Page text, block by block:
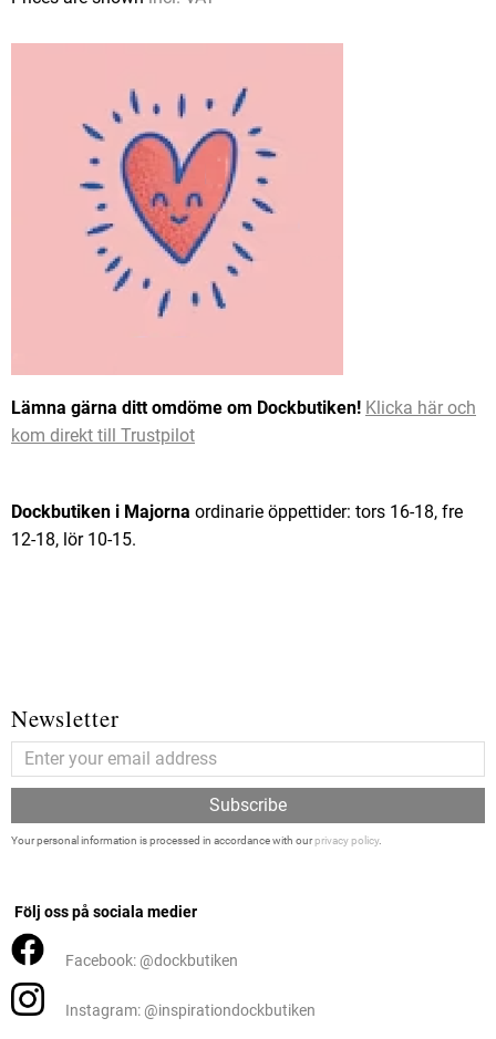
Lämna gärna ditt omdöme om Dockbutiken! Klicka här och
kom direkt till Trustpilot
Dockbutiken i Majorna ordinarie öppettider: tors 16-18, fre
12-18, lör 10-15.
Newsletter
Subscribe
Your personal information is processed in accordance with ourprivacy policy.
Följ oss på sociala medier
Facebook: @dockbutiken
Instagram: @inspirationdockbutiken